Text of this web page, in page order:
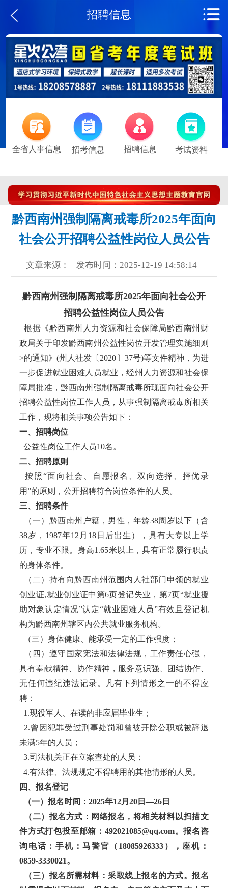
招聘信息
全省人事信息 招考信息 招聘信息 考试资料
黔西南州强制隔离戒毒所2025年面向
社会公开招聘公益性岗位人员公告
文章来源： 发布时间：2025-12-19 14:58:14
黔西南州强制隔离戒毒所2025年面向社会公开
招聘公益性岗位人员公告
根据《黔西南州人力资源和社会保障局黔西南州财
政局关于印发黔西南州公益性岗位开发管理实施细则
>的通知》(州人社发〔2020〕37号)等文件精神，为进
一步促进就业困难人员就业，经州人力资源和社会保
障局批准，黔西南州强制隔离戒毒所现面向社会公开
招聘公益性岗位工作人员，从事强制隔离戒毒所相关
工作，现将相关事项公告如下：
一、招聘岗位
公益性岗位工作人员10名。
二、招聘原则
按照“面向社会、自愿报名、双向选择、择优录
用”的原则，公开招聘符合岗位条件的人员。
三、招聘条件
（一）黔西南州户籍，男性，年龄38周岁以下（含
38岁，1987年12月18日后出生），具有大专以上学
历，专业不限。身高1.65米以上，具有正常履行职责
的身体条件。
（二）持有向黔西南州范围内人社部门申领的就业
创业证,就业创业证中第6页登记失业，第7页“就业援
助对象认定情况”认定“就业困难人员”有效且登记机
构为黔西南州辖区内公共就业服务机构。
（三）身体健康、能承受一定的工作强度；
（四）遵守国家宪法和法律法规，工作责任心强，
具有奉献精神、协作精神，服务意识强、团结协作、
无任何违纪违法记录。凡有下列情形之一的不得应
聘：
1.现役军人、在读的非应届毕业生；
2.曾因犯罪受过刑事处罚和曾被开除公职或被辞退
未满5年的人员；
3.司法机关正在立案查处的人员；
4.有法律、法规规定不得聘用的其他情形的人员。
四、报名登记
（一）报名时间：2025年12月20日—26日
（二）报名方式：网络报名，将相关材料以扫描文
件方式打包投至邮箱：492021085@qq.com。报名咨
询电话：手机：马警官（18085926333），座机：
0859-3330021。
（三）报名所需材料：采取线上报名的方式。报名